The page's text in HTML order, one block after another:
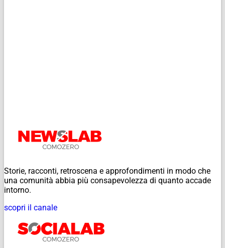
Storie, racconti, retroscena e approfondimenti in modo che
una comunità abbia più consapevolezza di quanto accade
intorno.
scopri il canale